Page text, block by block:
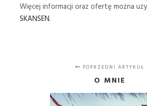
Więcej informacji oraz ofertę można
SKANSEN.
POPRZEDNI ARTYKUŁ
O MNIE